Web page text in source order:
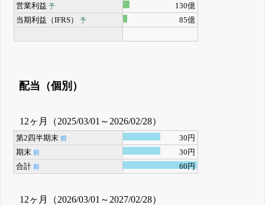
営業利益予
130億
当期利益（IFRS）予 85億
配当（個別）
12ヶ月（2025/03/01～2026/02/28）
第2四半期末前
30円
期末前
30円
合計前 60円
12ヶ月（2026/03/01～2027/02/28）